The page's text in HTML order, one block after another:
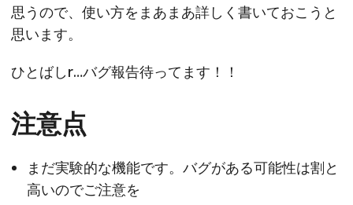
思うので、使い方をまあまあ詳しく書いておこうと
思います。
ひとばしr…バグ報告待ってます！！
注意点
まだ実験的な機能です。バグがある可能性は割と
高いのでご注意を